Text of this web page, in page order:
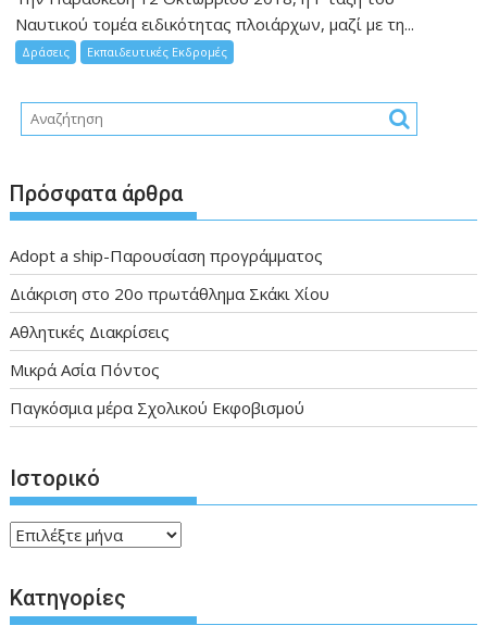
Ναυτικού τομέα ειδικότητας πλοιάρχων, μαζί με τη...
Δράσεις Εκπαιδευτικές Εκδρομές
Πρόσφατα άρθρα
Adopt a ship-Παρουσίαση προγράμματος
Διάκριση στο 20ο πρωτάθλημα Σκάκι Χίου
Αθλητικές Διακρίσεις
Μικρά Ασία Πόντος
Παγκόσμια μέρα Σχολικού Εκφοβισμού
Ιστορικό
Ιστορικό
Kατηγορίες